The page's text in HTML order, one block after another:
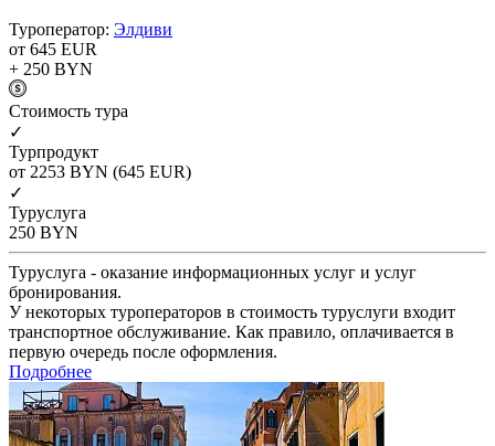
Туроператор: Элдиви
от 645 EUR
+ 250 BYN
Cтоимость тура
✓
Турпродукт
от 2253 BYN (645 EUR)
✓
Туруслуга
250 BYN
Туруслуга - оказание информационных услуг и услуг
бронирования.
У некоторых туроператоров в стоимость туруслуги входит
транспортное обслуживание. Как правило, оплачивается в
первую очередь после оформления.
Подробнее